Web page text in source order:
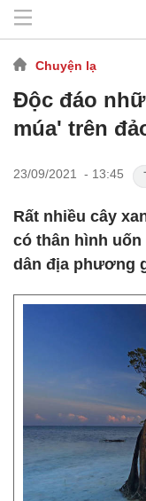
Chuyện lạ
Độc đáo
múa' trên
23/09/2021 - 13:45
Rất nhiều cây
có thân hình
dân địa phương